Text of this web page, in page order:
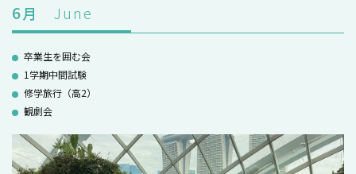
6月 June
卒業生を囲む会
1学期中間試験
修学旅行（高2）
観劇会